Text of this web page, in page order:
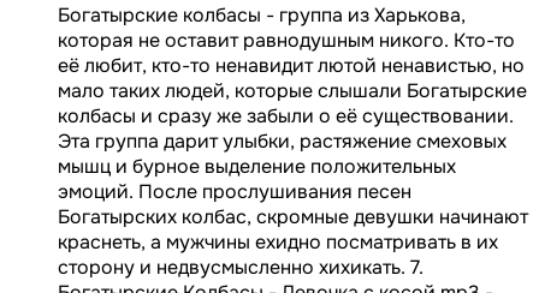
Богатырские колбасы - группа из Харькова,
которая не оставит равнодушным никого. Кто-то
её любит, кто-то ненавидит лютой ненавистью, но
мало таких людей, которые слышали Богатырские
колбасы и сразу же забыли о её существовании.
Эта группа дарит улыбки, растяжение смеховых
мышц и бурное выделение положительных
эмоций. После прослушивания песен
Богатырских колбас, скромные девушки начинают
краснеть, а мужчины ехидно посматривать в их
сторону и недвусмысленно хихикать. 7.